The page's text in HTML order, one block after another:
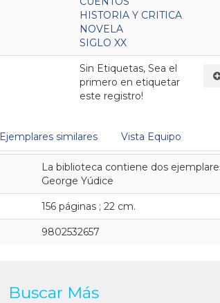
HISTORIA Y CRITICA
NOVELA
SIGLO XX
Sin Etiquetas, Sea el
primero en etiquetar
este registro!
Ejemplares similares
Vista Equipo
La biblioteca contiene dos
George Yúdice
156 páginas ; 22 cm.
9802532657
Buscar Más